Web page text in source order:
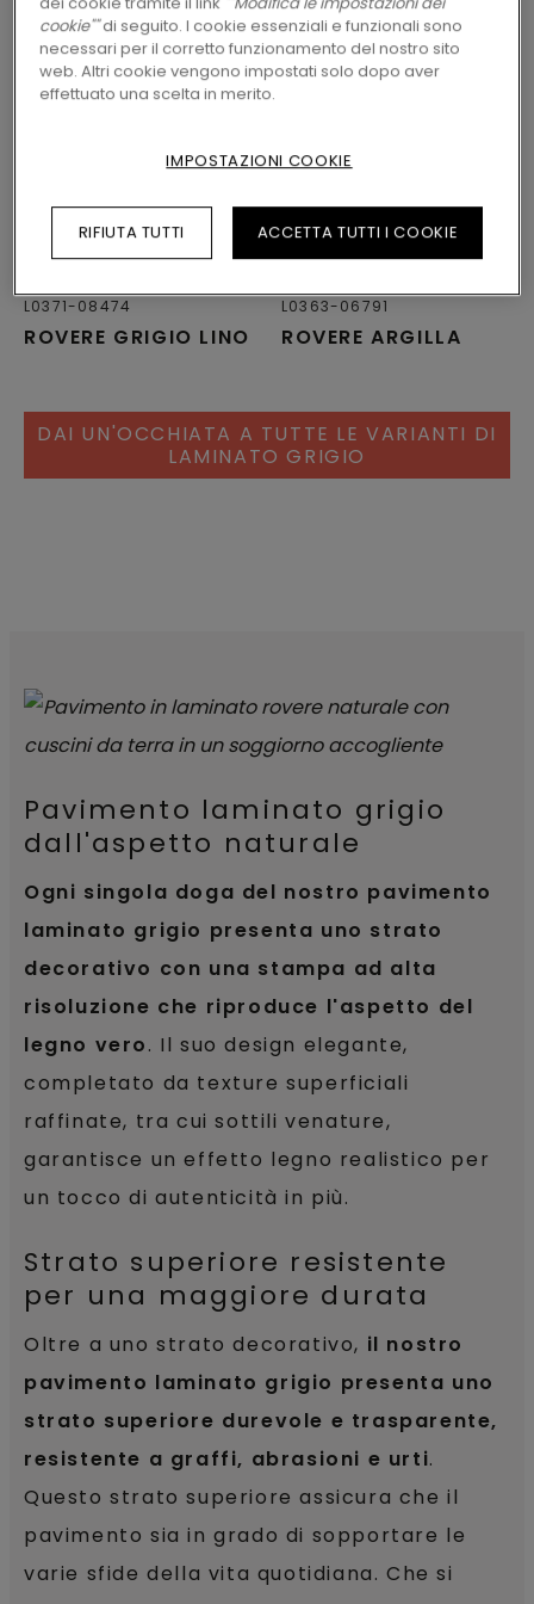
ROVERE GRIGIO LINO
L0371-08474
ROVERE ARGILLA
L0363-06791
DAI UN'OCCHIATA A TUTTE LE VARIANTI DI
LAMINATO GRIGIO
Pavimento laminato grigio
dall'aspetto naturale
Ogni singola doga del nostro pavimento
laminato grigio presenta uno strato
decorativo con una stampa ad alta
risoluzione che riproduce l'aspetto del
legno vero. Il suo design elegante,
completato da texture superficiali
raffinate, tra cui sottili venature,
garantisce un effetto legno realistico per
un tocco di autenticità in più.
Strato superiore resistente
per una maggiore durata
Oltre a uno strato decorativo, il nostro
pavimento laminato grigio presenta uno
strato superiore durevole e trasparente,
resistente a graffi, abrasioni e urti.
Questo strato superiore assicura che il
pavimento sia in grado di sopportare le
varie sfide della vita quotidiana. Che si
cookie""di seguito. I cookie essenziali e funzionali sono
necessari per il corretto funzionamento del nostro sito
web. Altri cookie vengono impostati solo dopo aver
effettuato una scelta in merito.
IMPOSTAZIONI COOKIE
RIFIUTA TUTTI ACCETTA TUTTI I COOKIE